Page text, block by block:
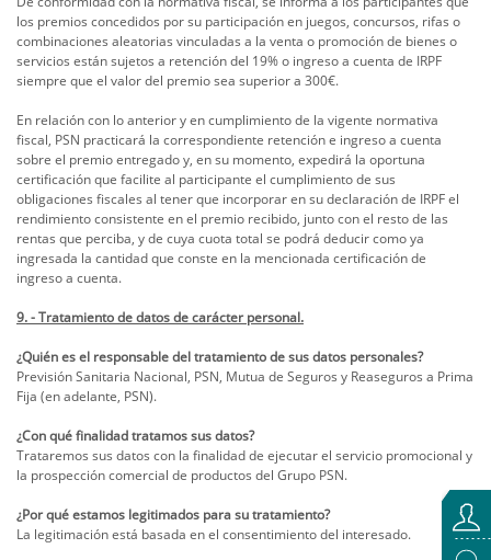
los premios concedidos por su participación en juegos, concursos, rifas o
combinaciones aleatorias vinculadas a la venta o promoción de bienes o
servicios están sujetos a retención del 19% o ingreso a cuenta de IRPF
siempre que el valor del premio sea superior a 300€.
En relación con lo anterior y en cumplimiento de la vigente normativa
fiscal, PSN practicará la correspondiente retención e ingreso a cuenta
sobre el premio entregado y, en su momento, expedirá la oportuna
certificación que facilite al participante el cumplimiento de sus
obligaciones fiscales al tener que incorporar en su declaración de IRPF el
rendimiento consistente en el premio recibido, junto con el resto de las
rentas que perciba, y de cuya cuota total se podrá deducir como ya
ingresada la cantidad que conste en la mencionada certificación de
ingreso a cuenta.
9. - Tratamiento de datos de carácter personal.
¿Quién es el responsable del tratamiento de sus datos personales?
Previsión Sanitaria Nacional, PSN, Mutua de Seguros y Reaseguros a Prima
Fija (en adelante, PSN).
¿Con qué finalidad tratamos sus datos?
Trataremos sus datos con la finalidad de ejecutar el servicio promocional y
la prospección comercial de productos del Grupo PSN.
¿Por qué estamos legitimados para su tratamiento?
La legitimación está basada en el consentimiento del interesado.